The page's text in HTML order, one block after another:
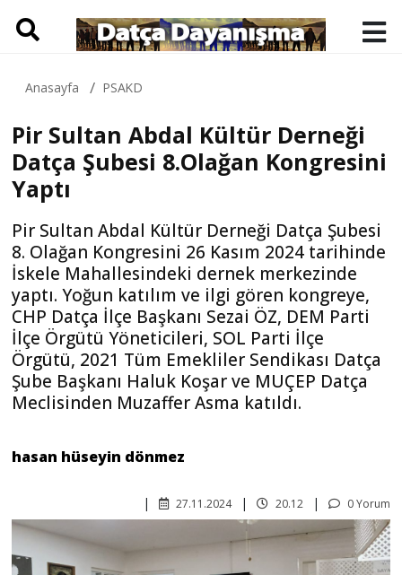
Anasayfa PSAKD
Pir Sultan Abdal Kültür Derneği
Datça Şubesi 8.Olağan Kongresini
Yaptı
Pir Sultan Abdal Kültür Derneği Datça Şubesi
8. Olağan Kongresini 26 Kasım 2024 tarihinde
İskele Mahallesindeki dernek merkezinde
yaptı. Yoğun katılım ve ilgi gören kongreye,
CHP Datça İlçe Başkanı Sezai ÖZ, DEM Parti
İlçe Örgütü Yöneticileri, SOL Parti İlçe
Örgütü, 2021 Tüm Emekliler Sendikası Datça
Şube Başkanı Haluk Koşar ve MUÇEP Datça
Meclisinden Muzaffer Asma katıldı.
hasan hüseyin dönmez
0 Yorum
20.12
27.11.2024